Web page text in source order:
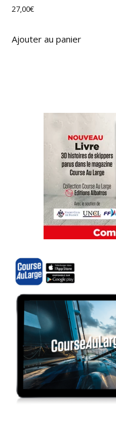
27,00€
Ajouter au panier